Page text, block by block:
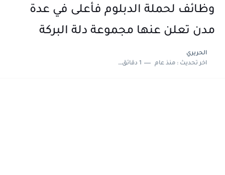
وظائف لحملة الدبلوم فأعلى في عدة
مدن تعلن عنها مجموعة دلة البركة
الحريري
اخر تحديث :منذ عام 1 دقائق للقراءة